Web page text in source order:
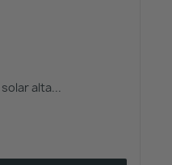
alta...